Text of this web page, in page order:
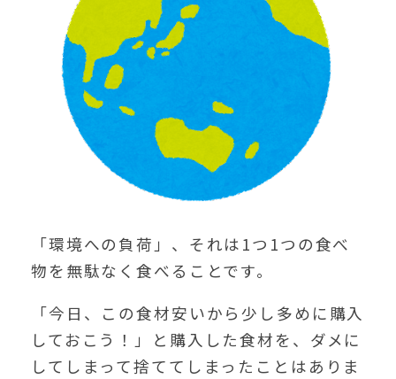
「環境への負荷」、それは1つ1つの食べ
物を無駄なく食べることです。
「今日、この食材安いから少し多めに購入
しておこう！」と購入した食材を、ダメに
してしまって捨ててしまったことはありま